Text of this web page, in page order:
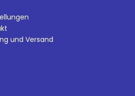
und Versand